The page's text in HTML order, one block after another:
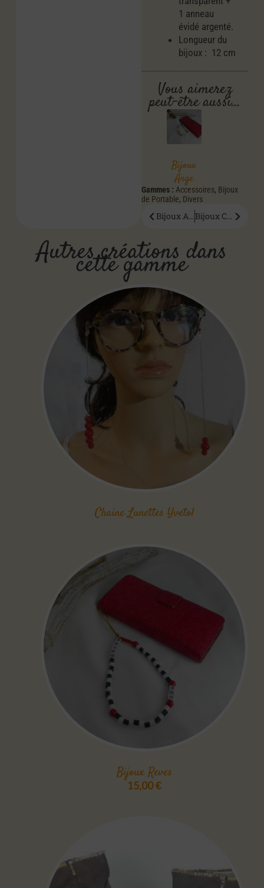
1 anneau
évidé argenté.
Longueur du
bijoux : 12 cm
Vous aimerez
peut-être aussi…
Bijoux
Ange
Gammes : Accessoires, Bijoux
de Portable, Divers
Bijoux Ange Bijoux Ceritane
Autres créations dans
cette gamme
Chaine Lunettes Yvetol
Bijoux Reves
15,00€